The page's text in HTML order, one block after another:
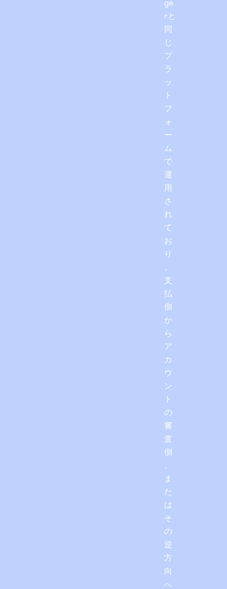
ge
rと
同
じ
プ
ラ
ッ
ト
フ
ォ
ー
ム
で
運
用
さ
れ
て
お
り
支
払
側
か
ら
ア
カ
ウ
ン
ト
の
審
査
側
ま
た
は
そ
の
逆
方
向
へ